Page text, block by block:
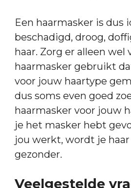
Een haarmasker is dus
beschadigd, droog,
haar. Zorg er alleen wel
haarmasker gebruikt
voor jouw haartype
dus soms even goed
haarmasker voor jouw
je het masker hebt
jou werkt, wordt je
gezonder.
Veelgestelde